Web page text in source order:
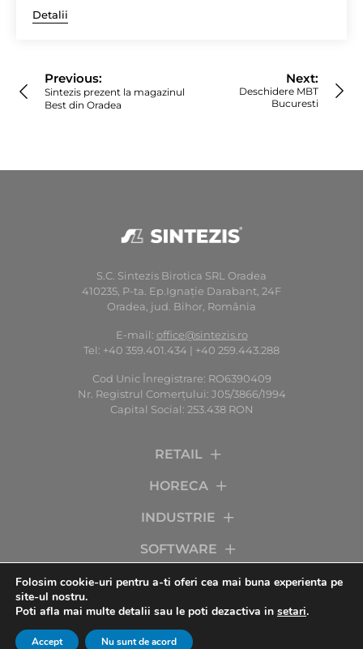
Detalii
articole
Previous:
Sintezis prezent la magazinul
Best din Oradea
Next:
Deschidere MBT
Bucuresti
S.C. Sintezis Birotica SRL Oradea
410235, P-ta. Ep.Ignaţie Darabant, 24F
Oradea, jud. Bihor, România
E-mail: office@sintezis.ro
Tel: +40 359.401.434 | +40 259.443.288
Cod Unic Înregistrare: RO6390409
Nr. Registrul Comerţului: J05/3866/1994
Capital Social: 253.438 RON
RETAIL
HORECA
INDUSTRIE
SOFTWARE
SERVICII
COMPANIA
Folosim cookie-uri pentru a-ti oferi cea mai buna experienta pe
site-ul nostru.
Poti afla mai multe detalii sau le poti dezactiva in setari.
Accept Nu sunt de acord